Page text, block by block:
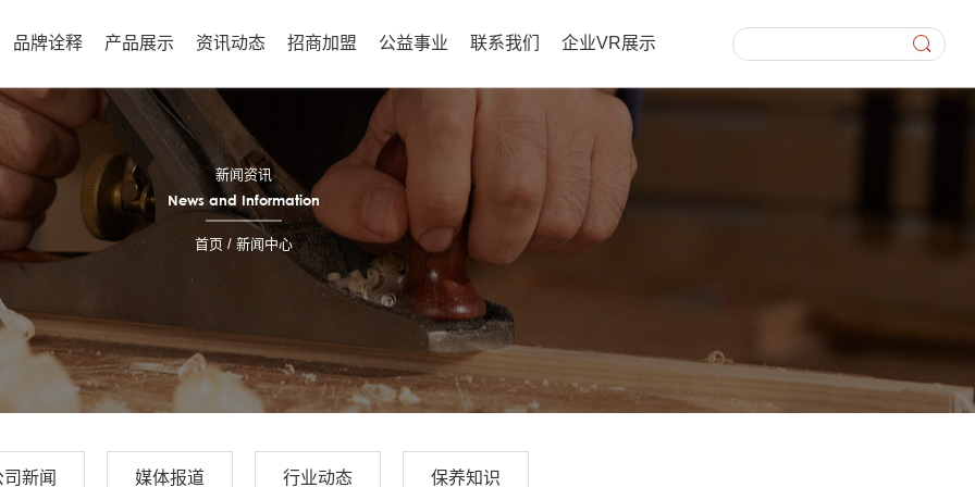
品牌诠释 产品展示 资讯动态 招商加盟 公益事业 联系我们 企业VR展示
新闻资讯
News and Information
首页 / 新闻中心
司新闻 媒体报道 行业动态 保养知识